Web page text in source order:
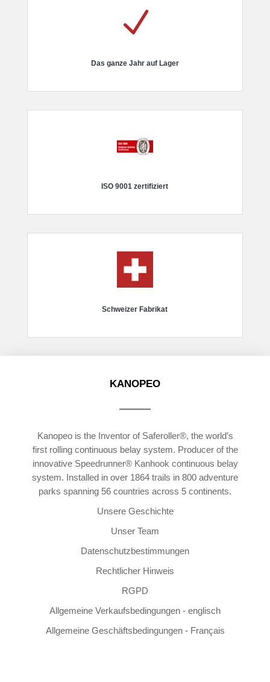
N
Das ganze Jahr auf Lager
ISO 9001 zertifiziert
Schweizer Fabrikat
KANOPEO
Kanopeo is the Inventor of Saferoller®, the world’s
first rolling continuous belay system. Producer of the
innovative Speedrunner® Kanhook continuous belay
system. Installed in over 1864 trails in 800 adventure
parks spanning 56 countries across 5 continents.
Unsere Geschichte
Unser Team
Datenschutzbestimmungen
Rechtlicher Hinweis
RGPD
Allgemeine Verkaufsbedingungen - englisch
Allgemeine Geschäftsbedingungen - Français